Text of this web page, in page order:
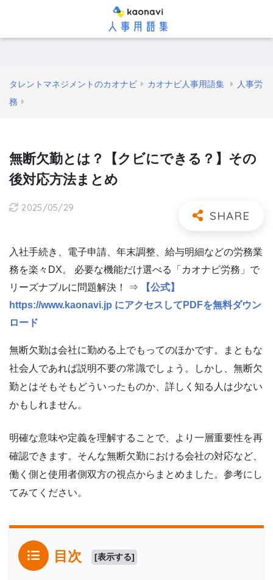
タレントマネジメントのカオナビ カオナビ人事用語集
人事労
務
無断欠勤とは？【クビにできる？】その
後対応方法まとめ
2025/05/29
入社手続き、電子申請、年末調整、給与明細などの労務業
務を楽々DX。 必要な機能だけ選べる「カオナビ労務」で
リーズナブルに問題解決！ ⇒
【公式】
https://www.kaonavi.jp にアクセスしてPDFを無料ダウン
ロード
無断欠勤は会社に勤める上でもってのほかです。まともな
社会人であれば説明不要の常識でしょう。しかし、無断欠
勤とはそもそもどういったものか、詳しく知る人は少ない
かもしれません。
明確な意味や定義を理解することで、より一層重要性を再
確認できます。そんな無断欠勤における会社の対応など、
働く側と使用者側双方の視点からまとめました。参考にし
てみてください。
目次 [表示する]